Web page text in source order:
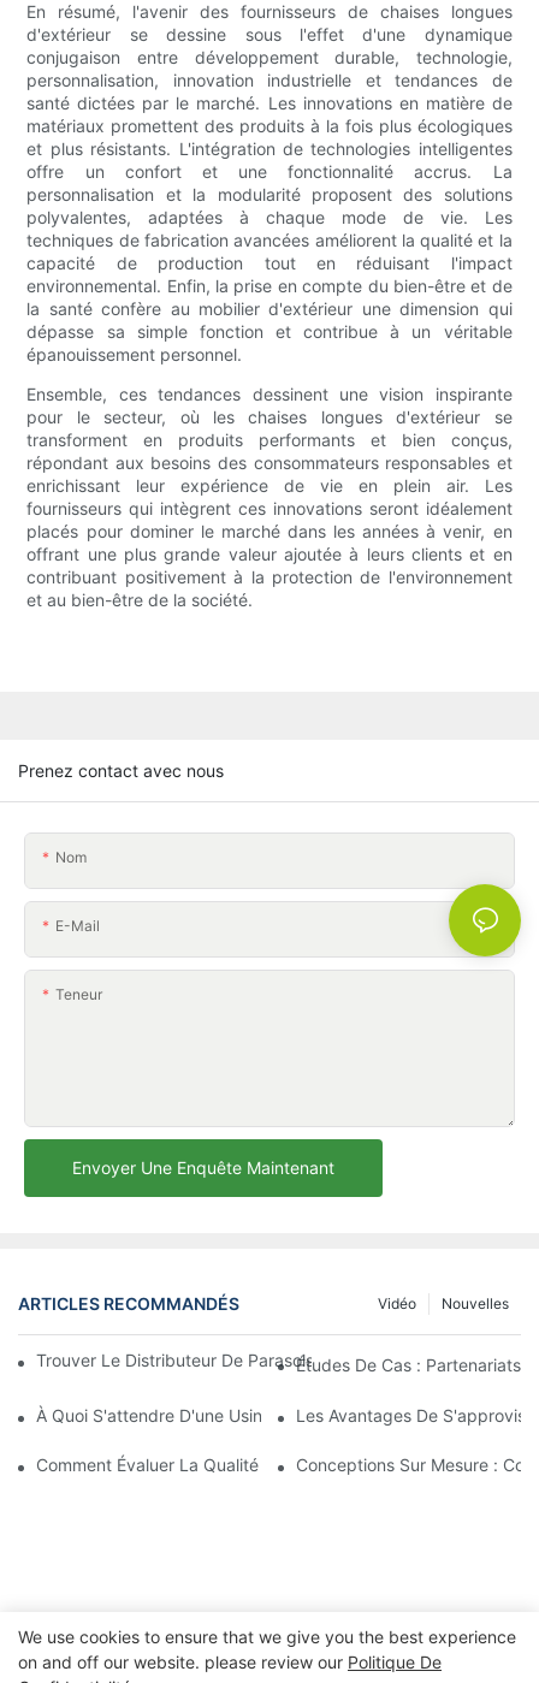
En résumé, l'avenir des fournisseurs de chaises longues
d'extérieur se dessine sous l'effet d'une dynamique
conjugaison entre développement durable, technologie,
personnalisation, innovation industrielle et tendances de
santé dictées par le marché. Les innovations en matière de
matériaux promettent des produits à la fois plus écologiques
et plus résistants. L'intégration de technologies intelligentes
offre un confort et une fonctionnalité accrus. La
personnalisation et la modularité proposent des solutions
polyvalentes, adaptées à chaque mode de vie. Les
techniques de fabrication avancées améliorent la qualité et la
capacité de production tout en réduisant l'impact
environnemental. Enfin, la prise en compte du bien-être et de
la santé confère au mobilier d'extérieur une dimension qui
dépasse sa simple fonction et contribue à un véritable
épanouissement personnel.
Ensemble, ces tendances dessinent une vision inspirante
pour le secteur, où les chaises longues d'extérieur se
transforment en produits performants et bien conçus,
répondant aux besoins des consommateurs responsables et
enrichissant leur expérience de vie en plein air. Les
fournisseurs qui intègrent ces innovations seront idéalement
placés pour dominer le marché dans les années à venir, en
offrant une plus grande valeur ajoutée à leurs clients et en
contribuant positivement à la protection de l'environnement
et au bien-être de la société.
Prenez contact avec nous
Nom
E-Mail
Teneur
Envoyer Une Enquête Maintenant
ARTICLES RECOMMANDÉS Nouvelles
Vidéo
Trouver Le Distributeur De Parasols De Plage Idéal Pour Votre
Études De Cas : Partenariats
À Quoi S'attendre D'une Usine De Chaises Longues D'extérieur
Les Avantages De
Comment Évaluer La Qualité D'une Usine De Chaises Longues
Conceptions Sur Mesure :
We use cookies to ensure that we give you the best experience
on and off our website. please review our Politique De